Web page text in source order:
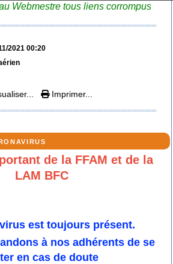
Webmestre tous liens corrompus
2021 00:20
Imprimer...
de la FFAM et de la
LAM BFC
est toujours présent.
à nos adhérents de se
en cas de doute